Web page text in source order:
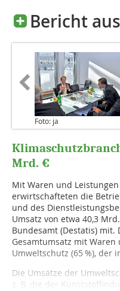
Bericht
Foto: ja
Mrd. €
Mit Waren und
erwirtschafteten die
und des
Umsatz von etwa 40,3
Bundesamt (Destatis)
Gesamtumsatz mit
Umweltschutz (65 %), der
Die Umsätze der
z. B. die der